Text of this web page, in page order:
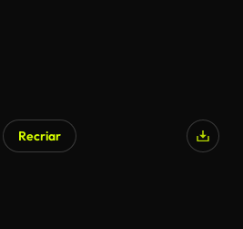
Recriar